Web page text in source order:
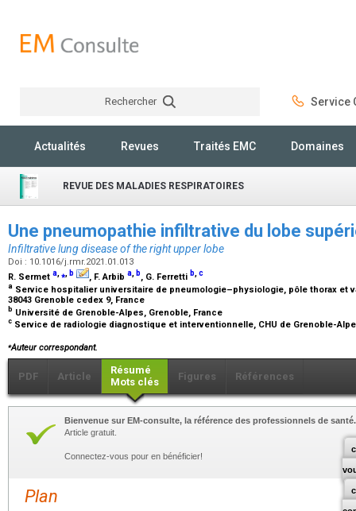
Rechercher Service
Actualités Revues Traités EMC Domaines
REVUE DES MALADIES RESPIRATOIRES
Une pneumopathie infiltrative du lobe
Infiltrative lung disease of the right upper lobe
Doi : 10.1016/j.rmr.2021.01.013
R. Sermet a,⁎, b , F. Arbib a, b, G. Ferretti b,c
a Service hospitalier universitaire de pneumologie–physiologie, pôle thorax et
38043 Grenoble cedex 9, France
b Université de Grenoble-Alpes, Grenoble, France
c Service de radiologie diagnostique et interventionnelle, CHU de Grenoble-
⁎Auteur correspondant.
PDF Article
Résumé
Mots clés
Figures Références
Bienvenue sur EM-consulte, la référence des professionnels de santé.
Article gratuit.
Connectez-vous pour en bénéficier!
Plan